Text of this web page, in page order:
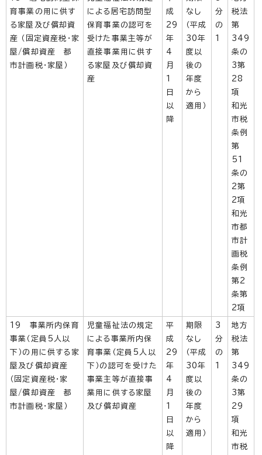
育事業の用に供す
る家屋及び償却資
産 （固定資産税・家
屋/償却資産 都
市計画税・家屋）
による居宅訪問型
保育事業の認可を
受けた事業主等が
直接事業用に供す
る家屋及び償却資
産
成
29
年
4
月
1
日
以
降
なし
（平成
30年
度以
後の
年度
から
適用）
分
の
1
税法
第
349
条の
3第
28
項
和光
市税
条例
第
51
条の
2第
2項
和光
市都
市計
画税
条例
第2
条第
2項
19 事業所内保育
事業（定員5人以
下）の用に供する家
屋及び償却資産
（固定資産税・家
屋/償却資産 都
市計画税・家屋）
児童福祉法の規定
による事業所内保
育事業（定員5人以
下）の認可を受けた
事業主等が直接事
業用に供する家屋
及び償却資産
平
成
29
年
4
月
1
日
以
降
期限
なし
（平成
30年
度以
後の
年度
から
適用）
3
分
の
1
地方
税法
第
349
条の
3第
29
項
和光
市税